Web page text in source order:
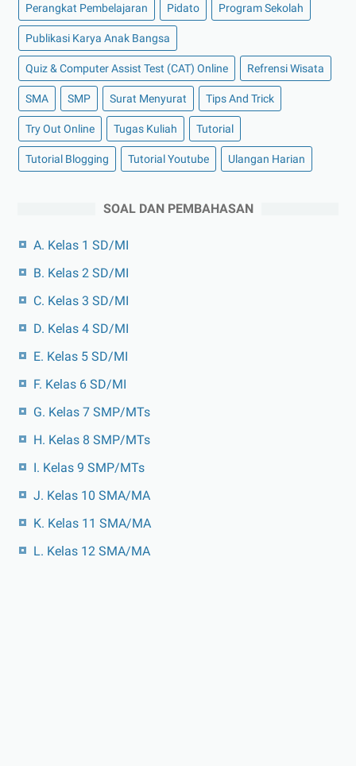
Perangkat Pembelajaran Pidato Program Sekolah
Publikasi Karya Anak Bangsa
Quiz & Computer Assist Test (CAT) Online Refrensi Wisata
SMA SMP Surat Menyurat Tips And Trick
Try Out Online Tugas Kuliah Tutorial
Tutorial Blogging Tutorial Youtube Ulangan Harian
SOAL DAN PEMBAHASAN
A. Kelas 1 SD/MI
B. Kelas 2 SD/MI
C. Kelas 3 SD/MI
D. Kelas 4 SD/MI
E. Kelas 5 SD/MI
F. Kelas 6 SD/MI
G. Kelas 7 SMP/MTs
H. Kelas 8 SMP/MTs
I. Kelas 9 SMP/MTs
J. Kelas 10 SMA/MA
K. Kelas 11 SMA/MA
L. Kelas 12 SMA/MA